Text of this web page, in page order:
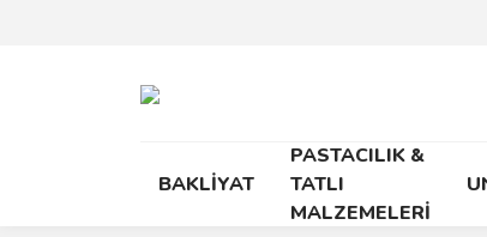
BAKLİYAT
PASTACILIK &
TATLI
MALZEMELERİ